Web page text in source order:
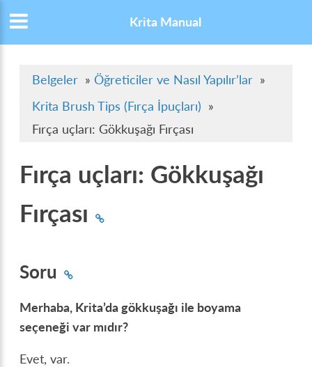
Krita Manual
Belgeler » Öğreticiler ve Nasıl Yapılır’lar »
Krita Brush Tips (Fırça İpuçları) »
Fırça uçları: Gökkuşağı Fırçası
Fırça uçları: Gökkuşağı
Fırçası
Soru
Merhaba, Krita’da gökkuşağı ile boyama
seçeneği var mıdır?
Evet, var.